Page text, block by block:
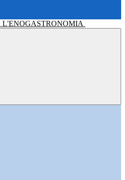
L'ENOGASTRONOMIA